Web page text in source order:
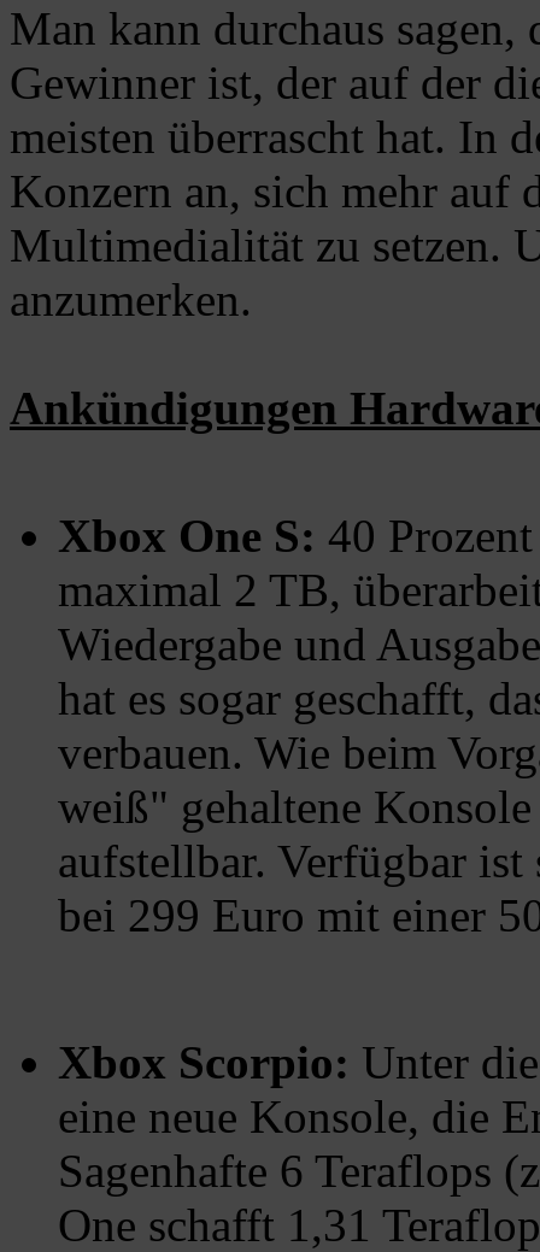
Man kann durchaus
Gewinner ist, der auf der
meisten überrascht hat. In
Konzern an, sich mehr auf
Multimedialität zu setzen.
anzumerken.
Ankündigungen
Xbox One S: 40
maximal 2 TB,
Wiedergabe und
hat es sogar geschafft,
verbauen. Wie beim
weiß" gehaltene
aufstellbar. Verfügbar
bei 299 Euro mit einer
Xbox Scorpio: Unter
eine neue Konsole, die
Sagenhafte 6 Teraflops
One schafft 1,31